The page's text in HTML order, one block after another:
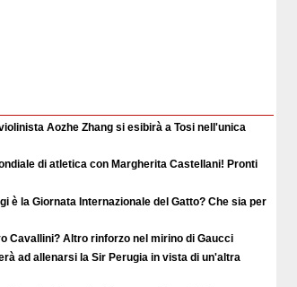
Aozhe Zhang si esibirà a Tosi nell'unica
di atletica con Margherita Castellani! Pronti
è la Giornata Internazionale del Gatto? Che sia per
Cavallini? Altro rinforzo nel mirino di Gaucci
ad allenarsi la Sir Perugia in vista di un'altra